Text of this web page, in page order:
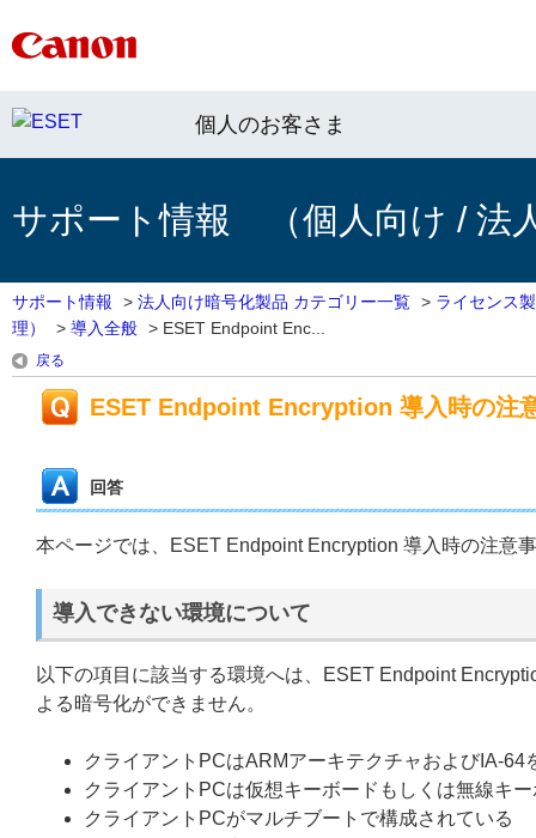
個人のお客さま
サポート情報 （個人向け / 法
サポート情報 > 法人向け暗号化製品 カテゴリー一覧 > ライセンス
理）
> 導入全般 > ESET Endpoint Enc...
戻る
ESET Endpoint Encryption 導入時の注
回答
本ページでは、ESET Endpoint Encryption 導入時の注意
導入できない環境について
以下の項目に該当する環境へは、ESET Endpoint
よる暗号化ができません。
クライアントPCはARMアーキテクチャおよびIA-
クライアントPCは仮想キーボードもしくは無線キ
クライアントPCがマルチブートで構成されている